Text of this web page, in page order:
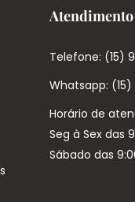
Atendimento
Telefone: (15)
Whatsapp:
Horário de
Seg à Sex das
Sábado das